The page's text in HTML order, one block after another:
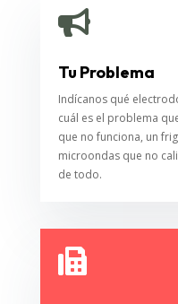

Tu Problema
Indícanos qué
cuál es el problema
que no funciona, un
microondas que no
de todo.
